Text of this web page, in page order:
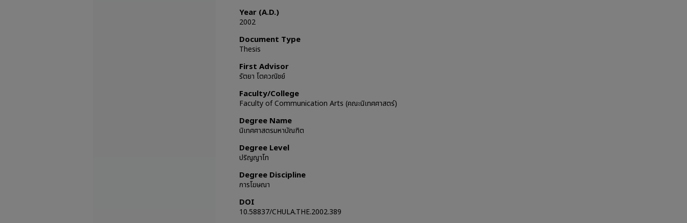
Year (A.D.)
2002
Document Type
Thesis
First Advisor
รัตยา โตควณิชย์
Faculty/College
Faculty of Communication Arts (คณะนิเทศศาสตร์)
Degree Name
นิเทศศาสตรมหาบัณฑิต
Degree Level
ปริญญาโท
Degree Discipline
การโฆษณา
DOI
10.58837/CHULA.THE.2002.389